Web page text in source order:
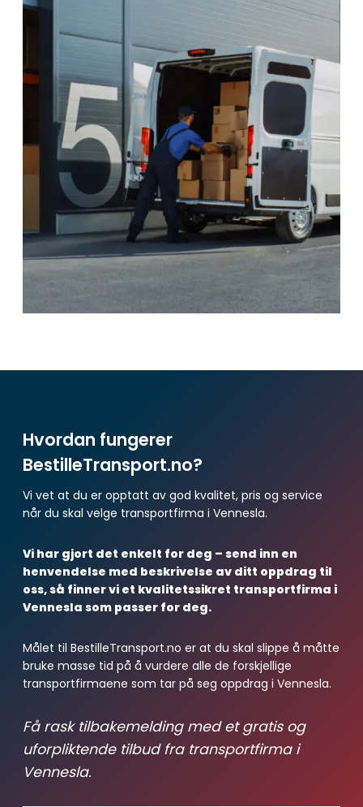
Hvordan fungerer
BestilleTransport.no?
Vi vet at du er opptatt av god kvalitet, pris og service
når du skal velge transportfirma i Vennesla.
Vi har gjort det enkelt for deg – send inn en
henvendelse med beskrivelse av ditt oppdrag til
oss, så finner vi et kvalitetssikret transportfirma i
Vennesla som passer for deg.
Målet til BestilleTransport.no er at du skal slippe å måtte
bruke masse tid på å vurdere alle de forskjellige
transportfirmaene som tar på seg oppdrag i Vennesla.
Få rask tilbakemelding med et gratis og
uforpliktende tilbud fra transportfirma i
Vennesla.